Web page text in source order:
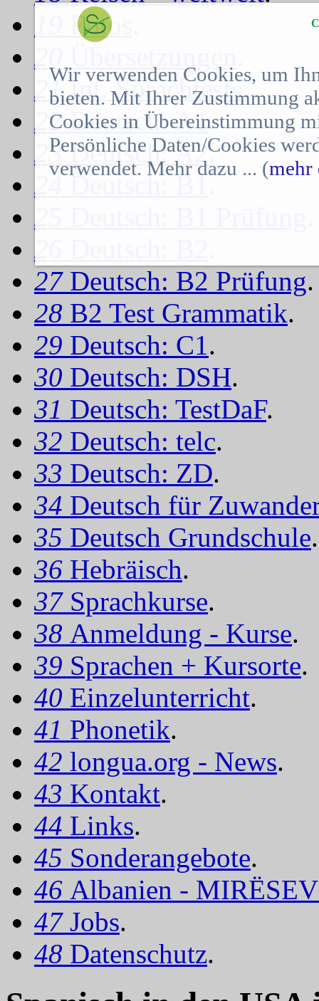
Fotos
20
21Int. Sprachtests.
22Deutsch: A1.
23Deutsch: A2.
24Deutsch: B1.
25
26
27 Deutsch: B2 Prüfung.
28 B2 Test Grammatik.
29 Deutsch: C1.
30 Deutsch: DSH.
31 Deutsch: TestDaF.
32 Deutsch: telc.
33 Deutsch: ZD.
34 Deutsch für
35 Deutsch Grundschule.
36 Hebräisch.
37 Sprachkurse.
38 Anmeldung - Kurse.
39 Sprachen + Kursorte.
40 Einzelunterricht.
41 Phonetik.
42 longua.org - News.
43 Kontakt.
44 Links.
45 Sonderangebote.
46 Albanien -
47 Jobs.
48 Datenschutz.
Wir verwenden Cookies, um
bieten. Mit Ihrer Zustimmung
Cookies in Übereinstimmung
Persönliche Daten/Cookies
verwendet. Mehr dazu ... (mehr